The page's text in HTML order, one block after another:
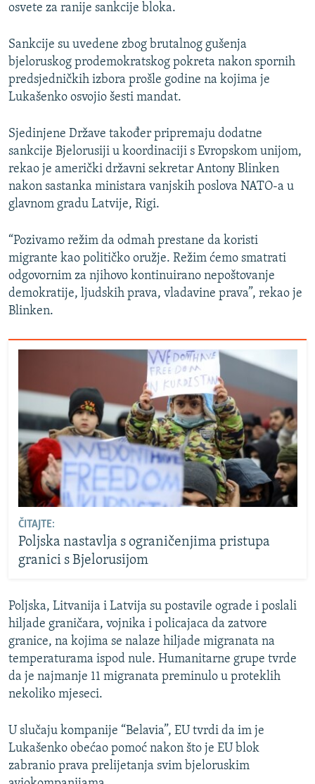
osvete za ranije sankcije bloka.
Sankcije su uvedene zbog brutalnog gušenja
bjeloruskog prodemokratskog pokreta nakon spornih
predsjedničkih izbora prošle godine na kojima je
Lukašenko osvojio šesti mandat.
Sjedinjene Države također pripremaju dodatne
sankcije Bjelorusiji u koordinaciji s Evropskom unijom,
rekao je američki državni sekretar Antony Blinken
nakon sastanka ministara vanjskih poslova NATO-a u
glavnom gradu Latvije, Rigi.
“Pozivamo režim da odmah prestane da koristi
migrante kao političko oružje. Režim ćemo smatrati
odgovornim za njihovo kontinuirano nepoštovanje
demokratije, ljudskih prava, vladavine prava”, rekao je
Blinken.
ČITAJTE:
Poljska nastavlja s ograničenjima pristupa
granici s Bjelorusijom
Poljska, Litvanija i Latvija su postavile ograde i poslali
hiljade graničara, vojnika i policajaca da zatvore
granice, na kojima se nalaze hiljade migranata na
temperaturama ispod nule. Humanitarne grupe tvrde
da je najmanje 11 migranata preminulo u proteklih
nekoliko mjeseci.
U slučaju kompanije “Belavia”, EU tvrdi da im je
Lukašenko obećao pomoć nakon što je EU blok
zabranio prava prelijetanja svim bjeloruskim